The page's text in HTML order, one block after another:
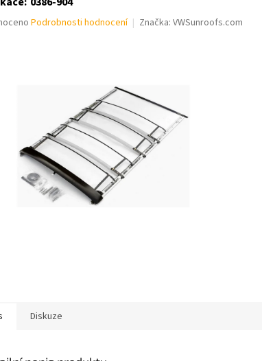
Podrobnosti hodnocení Značka: VWSunroofs.com
Diskuze